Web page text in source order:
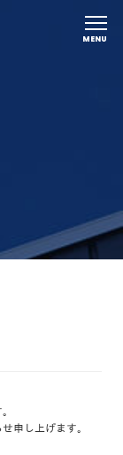
MENU
申し上げます。